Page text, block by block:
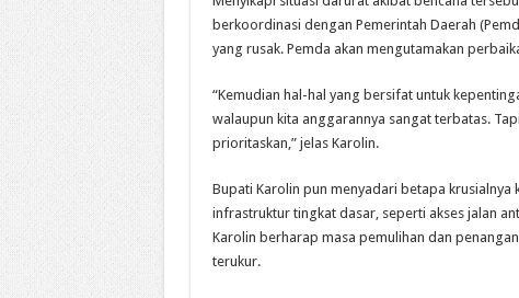
berkoordinasi dengan Pemerintah Daerah
yang rusak. Pemda akan mengutamakan
“Kemudian hal-hal yang bersifat untuk
walaupun kita anggarannya sangat terbatas.
prioritaskan,” jelas Karolin.
Bupati Karolin pun menyadari betapa
infrastruktur tingkat dasar, seperti akses jalan
Karolin berharap masa pemulihan dan
terukur.